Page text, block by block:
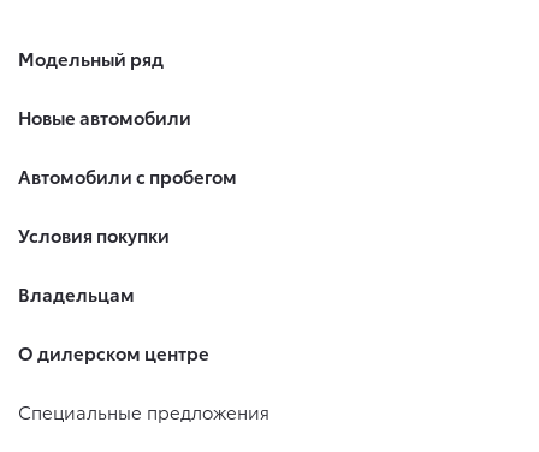
Модельный ряд
Новые автомобили
Автомобили с пробегом
Условия покупки
Владельцам
О дилерском центре
Специальные предложения